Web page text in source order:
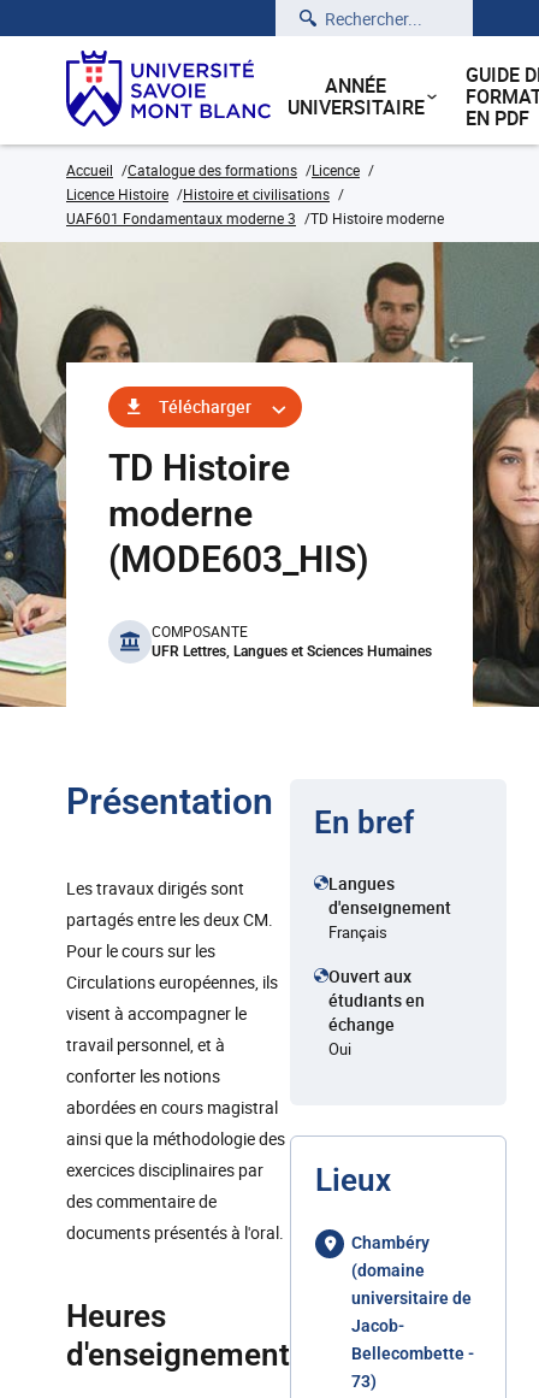
Rechercher
ANNÉE
UNIVERSITAIRE
GUIDE
EN PDF
Accueil Catalogue des formations
Licence
Licence Histoire
Histoire et civilisations
UAF601 Fondamentaux moderne 3
TD Histoire moderne
Télécharger
TD Histoire
moderne
(MODE603_HIS)
benefits
COMPOSANTE
UFR Lettres, Langues et Sciences Humaines
Présentation
Les travaux dirigés sont
partagés entre les deux CM.
Pour le cours sur les
Circulations européennes, ils
visent à accompagner le
travail personnel, et à
conforter les notions
abordées en cours magistral
ainsi que la méthodologie des
exercices disciplinaires par
des commentaire de
documents présentés à l'oral.
Heures
d'enseignement
En bref
Langues
d'enseignement
Français
Ouvert aux
étudiants en
échange
Oui
Lieux
Chambéry
(domaine
universitaire de
Jacob-
Bellecombette -
73)